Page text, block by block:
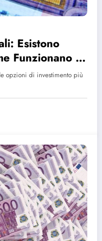
Esistono
Funzionano e
opzioni di investimento più